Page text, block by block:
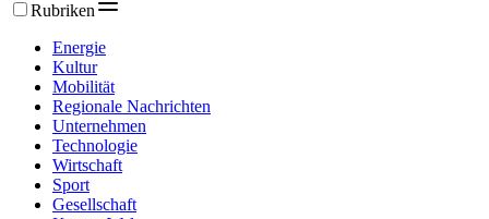
Rubriken
Energie
Kultur
Mobilität
Regionale Nachrichten
Unternehmen
Technologie
Wirtschaft
Sport
Gesellschaft